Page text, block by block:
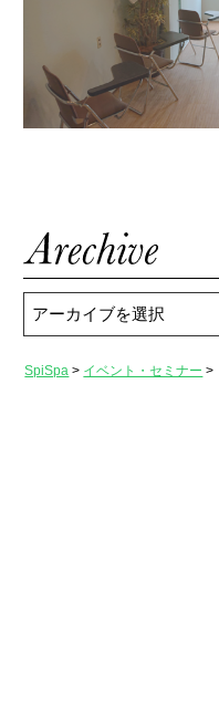
SpiSpa > イベント・セミナー >